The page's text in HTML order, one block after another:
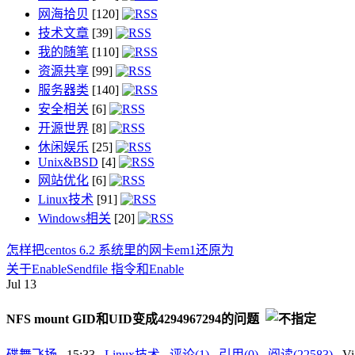
网海拾贝 [120]
技术文章 [39]
我的随笔 [110]
资源共享 [99]
服务器类 [140]
安全相关 [6]
开源世界 [8]
休闲娱乐 [25]
Unix&BSD [4]
网站优化 [6]
Linux技术 [91]
Windows相关 [20]
怎样把centos 6.2 系统里的网卡em1还原为
关于EnableSendfile 指令和Enable
Jul 13
NFS mount GID和UID变成4294967294的问题